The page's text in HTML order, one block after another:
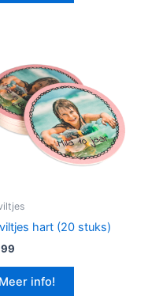
hart (20 stuks)
Meer info!